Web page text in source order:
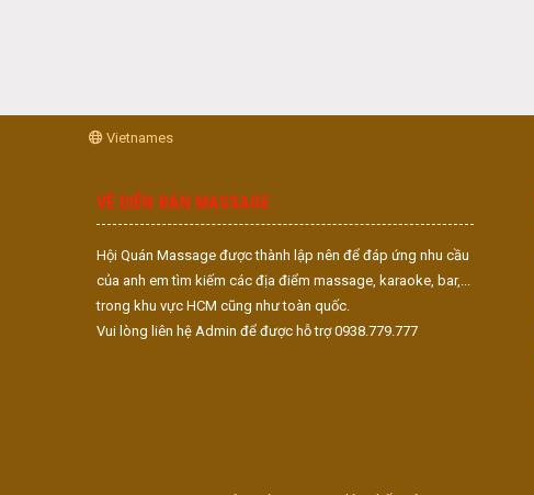
Vietnames
VỀ DIỄN ĐÀN MASSAGE
Hội Quán Massage được thành lập nên để đáp ứng nhu cầu
của anh em tìm kiếm các địa điểm massage, karaoke, bar,...
trong khu vực HCM cũng như toàn quốc.
Vui lòng liên hệ Admin để được hỗ trợ 0938.779.777